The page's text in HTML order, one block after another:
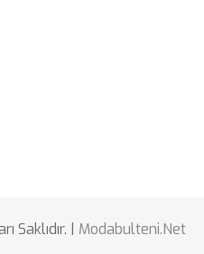
Saklıdır. | Modabulteni.Net